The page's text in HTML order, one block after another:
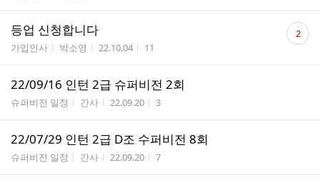
등업 신청합니다
게시판명
가입인사 작성자
박소영 작성시간
22.10.04 조회수
11
댓
글 2
22/09/16 인턴 2급 슈퍼비전 2회
게시판명
슈퍼비전 일정 작성자
간사 작성시간
22.09.20 조회수
3
22/07/29 인턴 2급 D조 수퍼비전 8회
게시판명
슈퍼비전 일정 작성자
간사 작성시간
22.09.20 조회수
7